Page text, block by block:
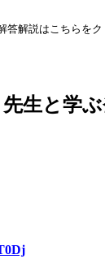
解説はこちらを
生と学